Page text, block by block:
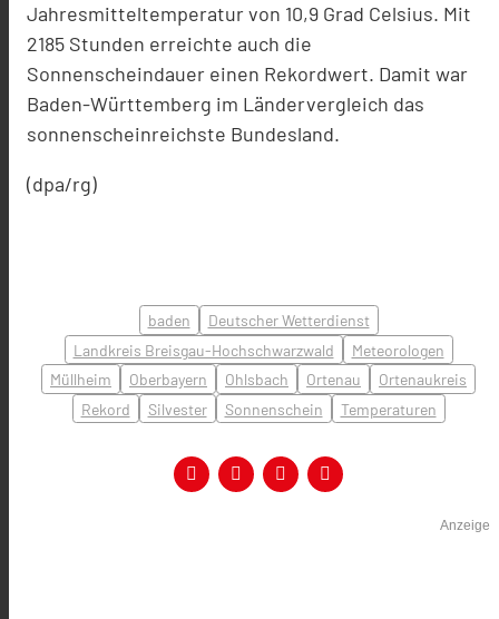
Jahresmitteltemperatur von 10,9 Grad Celsius. Mit
2185 Stunden erreichte auch die
Sonnenscheindauer einen Rekordwert. Damit war
Baden-Württemberg im Ländervergleich das
sonnenscheinreichste Bundesland.
(dpa/rg)
baden
Deutscher Wetterdienst
Landkreis Breisgau-Hochschwarzwald
Meteorologen
Müllheim
Oberbayern Ohlsbach Ortenau
Ortenaukreis
Rekord
Silvester Sonnenschein Temperaturen
Anzeige